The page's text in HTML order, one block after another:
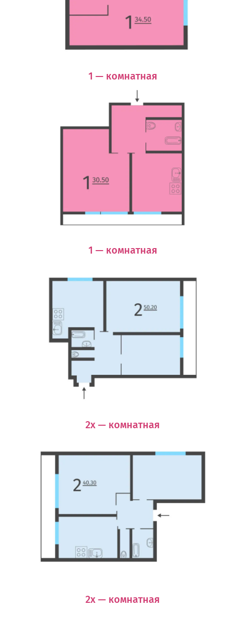
1 — комнатная
1 — комнатная
2х — комнатная
2х — комнатная